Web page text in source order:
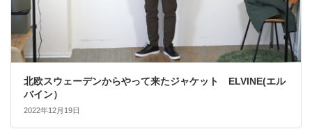
北欧スウェーデンからやって来たジャケット ELVINE(エル
バイン）
2022年12月19日